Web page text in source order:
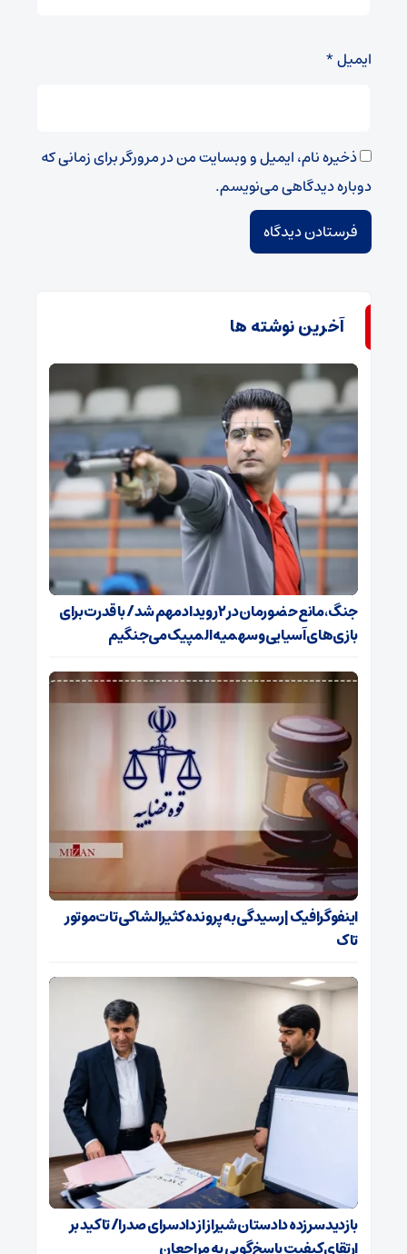
ایمیل*
ذخیره نام، ایمیل و وبسایت من در مرورگر برای زمانی که
دوباره دیدگاهی می‌نویسم.
آخرین نوشته ها
جنگ، مانع حضورمان در ۲ رویداد مهم شد/ با قدرت برای
بازی‌های آسیایی و سهمیه المپیک می‌جنگیم
اینفوگرافیک | رسیدگی به پرونده کثیرالشاکی تات‌موتور
تاک
بازدید سرزده دادستان شیراز از دادسرای صدرا/ تاکید بر
ارتقای کیفیت پاسخ‌گویی به مراجعان